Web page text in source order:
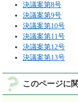
決議案第8号
決議案第9号
決議案第10号
決議案第11号
決議案第12号
決議案第13号
このページに